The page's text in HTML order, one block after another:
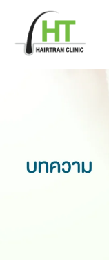
content